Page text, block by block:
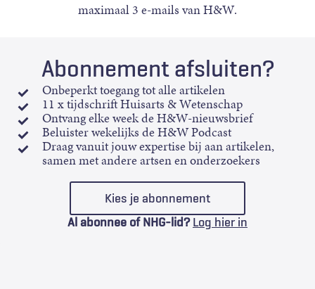
maximaal 3 e-mails van H&W.
Abonnement afsluiten?
Onbeperkt toegang tot alle artikelen
11 x tijdschrift Huisarts & Wetenschap
Ontvang elke week de H&W-nieuwsbrief
Beluister wekelijks de H&W Podcast
Draag vanuit jouw expertise bij aan artikelen,
samen met andere artsen en onderzoekers
Kies je abonnement
Al abonnee of NHG-lid? Log hier in